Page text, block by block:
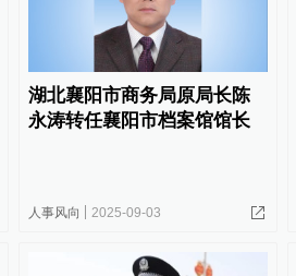
湖北襄阳市商务局原局长陈
永涛转任襄阳市档案馆馆长
人事风向 2025-09-03